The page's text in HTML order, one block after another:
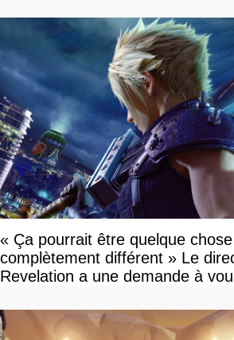
« Ça pourrait être quelque
complètement différent » Le
Revelation a une demande à